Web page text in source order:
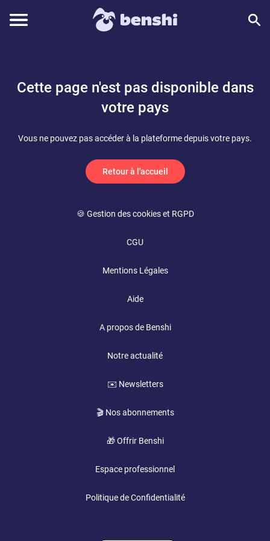
Cette page n'est pas disponible dans
votre pays
Vous ne pouvez pas accéder à la plateforme depuis votre pays.
Retour à l'accueil
🍪 Gestion des cookies et RGPD
CGU
Mentions Légales
Aide
A propos de Benshi
Notre actualité
✉️ Newsletters
🎬 Nos abonnements
🎁 Offrir Benshi
Espace professionnel
Politique de Confidentialité